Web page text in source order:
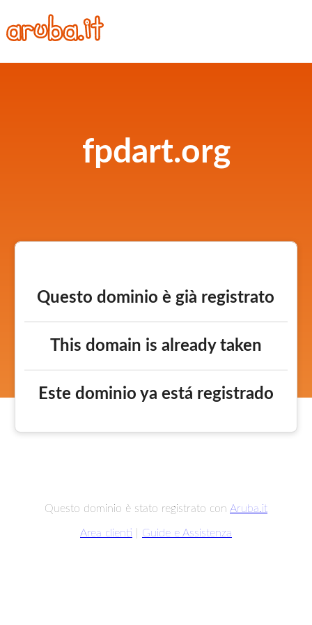
fpdart.org
Questo dominio è già registrato
This domain is already taken
Este dominio ya está registrado
Questo dominio è stato registrato con Aruba.it
Area clienti Guide e Assistenza